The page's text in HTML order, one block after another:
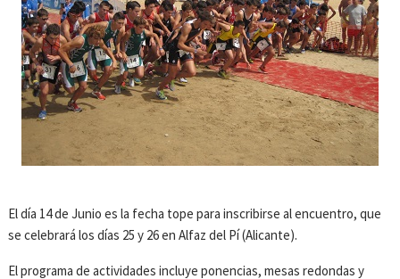
El día 14 de Junio es la fecha tope para inscribirse al encuentro, que
se celebrará los días 25 y 26 en Alfaz del Pí (Alicante).
El programa de actividades incluye ponencias, mesas redondas y